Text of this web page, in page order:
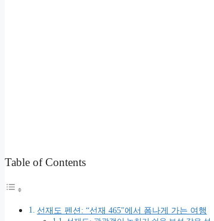
Table of Contents
선재도 펜션: “선재 465″에서 폼나게 가는 여행